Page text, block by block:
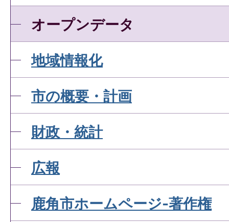
オープンデータ
地域情報化
市の概要・計画
財政・統計
広報
鹿角市ホームページ-著作権